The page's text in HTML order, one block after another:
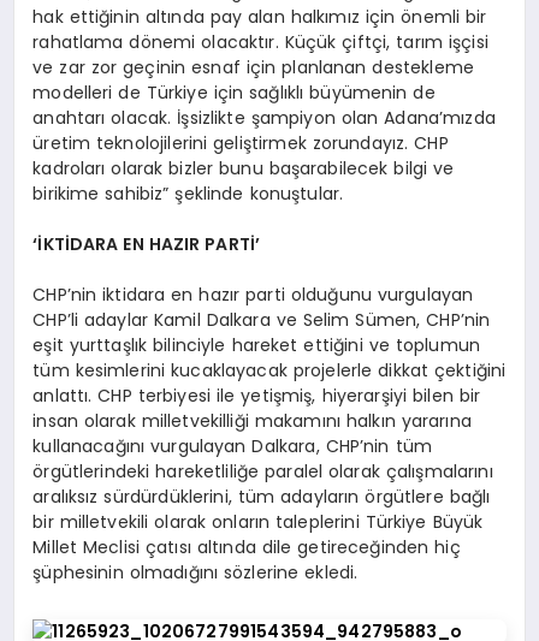
hak ettiğinin altında pay alan halkımız için önemli bir
rahatlama dönemi olacaktır. Küçük çiftçi, tarım işçisi
ve zar zor geçinin esnaf için planlanan destekleme
modelleri de Türkiye için sağlıklı büyümenin de
anahtarı olacak. İşsizlikte şampiyon olan Adana’mızda
üretim teknolojilerini geliştirmek zorundayız. CHP
kadroları olarak bizler bunu başarabilecek bilgi ve
birikime sahibiz” şeklinde konuştular.
‘İKTİDARA EN HAZIR PARTİ’
CHP’nin iktidara en hazır parti olduğunu vurgulayan
CHP’li adaylar Kamil Dalkara ve Selim Sümen, CHP’nin
eşit yurttaşlık bilinciyle hareket ettiğini ve toplumun
tüm kesimlerini kucaklayacak projelerle dikkat çektiğini
anlattı. CHP terbiyesi ile yetişmiş, hiyerarşiyi bilen bir
insan olarak milletvekilliği makamını halkın yararına
kullanacağını vurgulayan Dalkara, CHP’nin tüm
örgütlerindeki hareketliliğe paralel olarak çalışmalarını
aralıksız sürdürdüklerini, tüm adayların örgütlere bağlı
bir milletvekili olarak onların taleplerini Türkiye Büyük
Millet Meclisi çatısı altında dile getireceğinden hiç
şüphesinin olmadığını sözlerine ekledi.